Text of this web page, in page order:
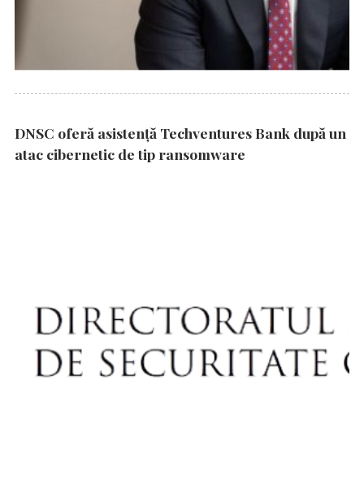
DNSC oferă asistență Techventures Bank după un
atac cibernetic de tip ransomware